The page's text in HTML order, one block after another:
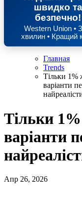
швидко та
безпечно!
Western Union •
хвилин • Кращий
Главная
Trends
Тільки 1%
варіанти
Тільки
варіанти
Апр 26, 2026